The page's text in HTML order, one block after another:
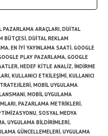
PAZARLAMA ARAÇLARI, DIJITAL
BÜTÇESI, DIJITAL REKLAM
, EN IYI YAYINLAMA SAATI, GOOGLE
PLAY PAZARLAMA, GOOGLE
, HEDEF KITLE ANALIZ, INDIRME
, KULLANICI ETKILEŞIMI, KULLANICI
, MOBIL UYGULAMA
, MOBIL UYGULAMA
, PAZARLAMA METRIKLERI,
, SOSYAL MEDYA
, UYGULAMA BILDIRIMLERI,
GÜNCELLEMELERI, UYGULAMA